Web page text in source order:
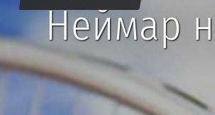
Неймар